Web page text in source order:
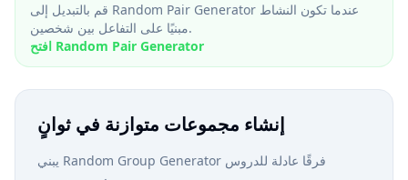
قم بالتبديل إلى Random Pair Generator عندما تكون النشاط
مبنيًا على التفاعل بين شخصين.
افتح Random Pair Generator
إنشاء مجموعات متوازنة في ثوانٍ
يبني Random Group Generator فرقًا عادلة للدروس